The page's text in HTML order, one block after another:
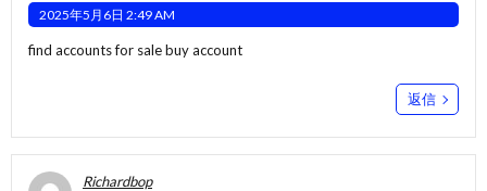
2025年5月6日 2:49 AM
find accounts for salebuy account
返信
Richardbop